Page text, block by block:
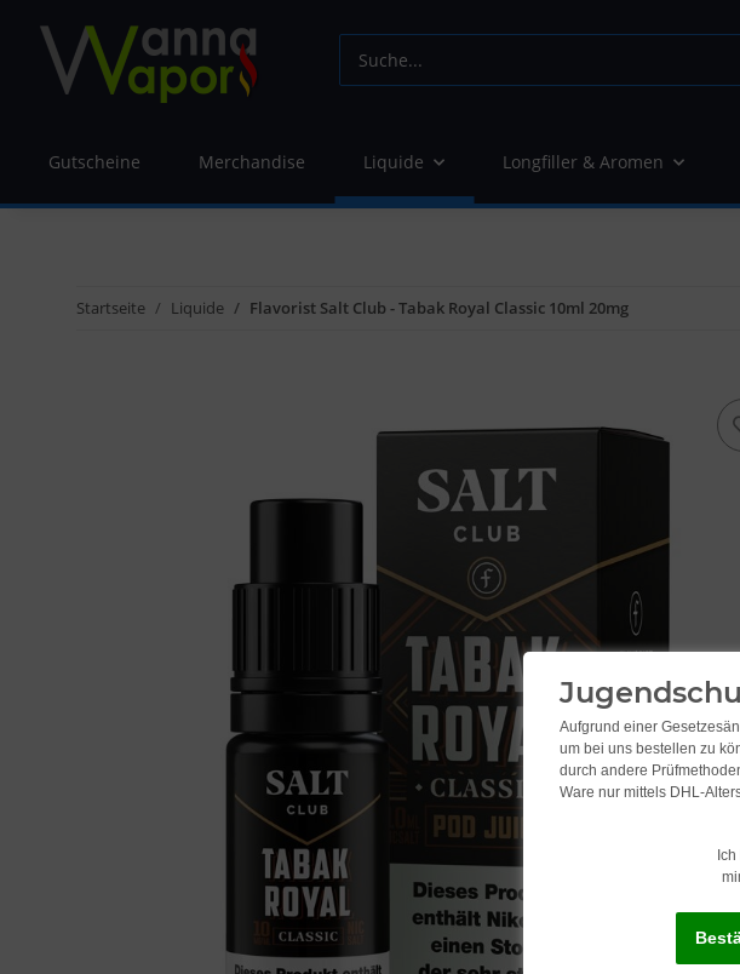
Gutscheine Merchandise Liquide Longfiller & Aromen
Startseite Liquide Flavorist Salt Club - Tabak Royal Classic 10ml 20mg
Aufgrund einer
um bei uns bestellen zu
durch andere
Ware nur mittels DHL-